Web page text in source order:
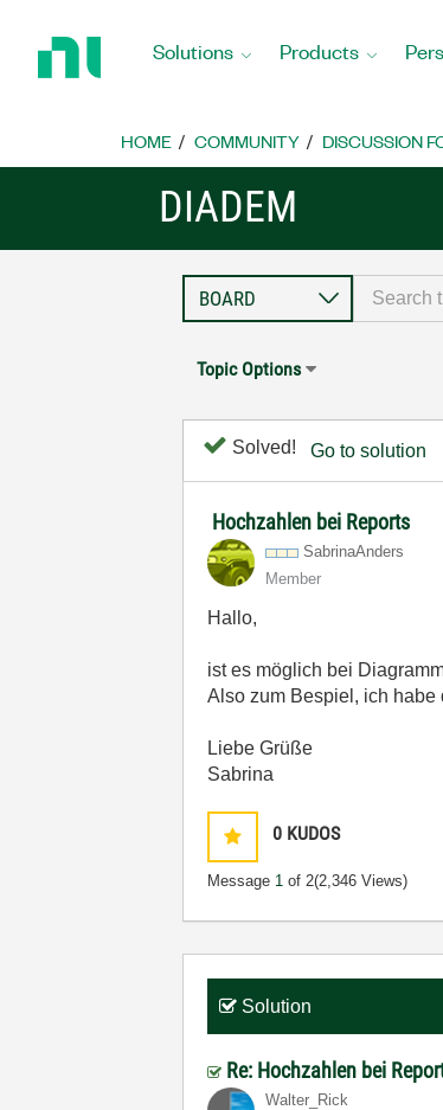
Home
Solutions Products
HOME COMMUNITY DISCUSSION
DIADEM
Topic Options
Solved! Go to solution
Hochzahlen bei Reports
SabrinaAnders
Member
Hallo,
ist es möglich bei
Also zum Bespiel, ich
Liebe Grüße
Sabrina
0 KUDOS
Message 1 of 2(2,346 Views)
Solution
Re: Hochzahlen bei
Walter_Rick